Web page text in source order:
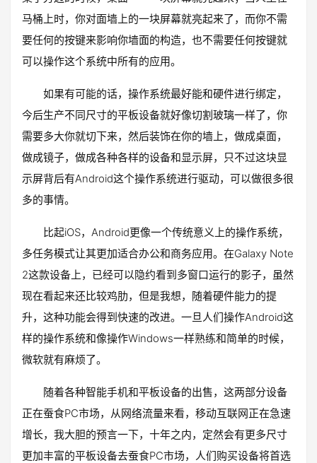
马桶上时，你对面墙上的一块屏幕就亮起来了，而你不需
要任何的按键来影响你墙面的构造，也不需要任何按键就
可以操作这个系统中所有的应用。
如果有可能的话，操作系统最好能和硬件进行绑定，
今后生产不同尺寸的平板设备就好像切割玻璃一样了，你
需要多大你就切下来，然后装饰在你的墙上，做成桌面，
做成镜子，做成各种各样的设备和显示屏，只不过这块显
示屏背后有Android这个操作系统进行驱动，可以做很多很
多的事情。
比起iOS，Android更像一个传统意义上的操作系统，
多任务模式让其更加适合办公和商务应用。在Galaxy Note
2这款设备上，已经可以隐约看到多窗口运行的影子，虽然
现在看起来还比较鸡肋，但是我想，随着硬件能力的提
升，这种功能会得到快速的改进。一旦人们操作Android这
样的操作系统和像操作Windows一样熟练和简单的时候，
微软就有麻烦了。
随着各种智能手机和平板设备的出售，这两部分设备
正在蚕食PC市场，从网络流量来看，移动互联网正在急速
增长，我大胆的预言一下，十年之内，定然会有更多尺寸
更加丰富的平板设备去蚕食PC市场，人们购买设备将首选